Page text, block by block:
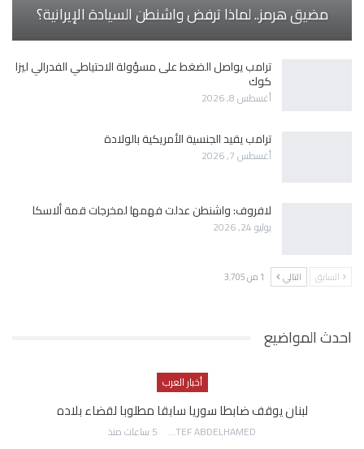
مضيق هرمز.. لماذا ترفض واشنطن السيادة الإيرانية؟
ترامب يواصل الضغط على مسؤولة الاحتياطي الفدرالي ليزا
كوك
أغسطس 8, 2026
ترامب يقيد الجنسية الأمريكية بالولادة
أغسطس 7, 2026
لافروف: واشنطن عدلت فهمها لمخرجات قمة ألاسكا
يوليو 24, 2026
السابق التالي 1 من 3٬705
احدث المواضيع
أخبار العرب
لبنان يوقف ضابطا سوريا سابقا مطلوبا لقضاء بلاده
AWATEF ABDELHAMED 5 ساعات منذ